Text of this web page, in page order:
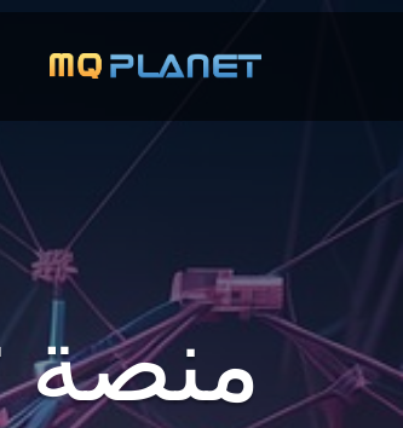
منصة PlanSet